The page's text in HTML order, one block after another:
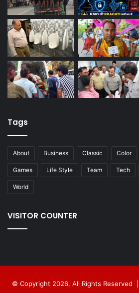
Tags
About Business Classic Color
Games Life Style Team Tech
World
VISITOR COUNTER
© Copyright 2026, All Rights Reserved |